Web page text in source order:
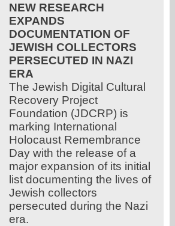
NEW RESEARCH
EXPANDS
DOCUMENTATION OF
JEWISH COLLECTORS
PERSECUTED IN NAZI
ERA
The Jewish Digital Cultural
Recovery Project
Foundation (JDCRP) is
marking International
Holocaust Remembrance
Day with the release of a
major expansion of its initial
list documenting the lives of
Jewish collectors
persecuted during the Nazi
era.